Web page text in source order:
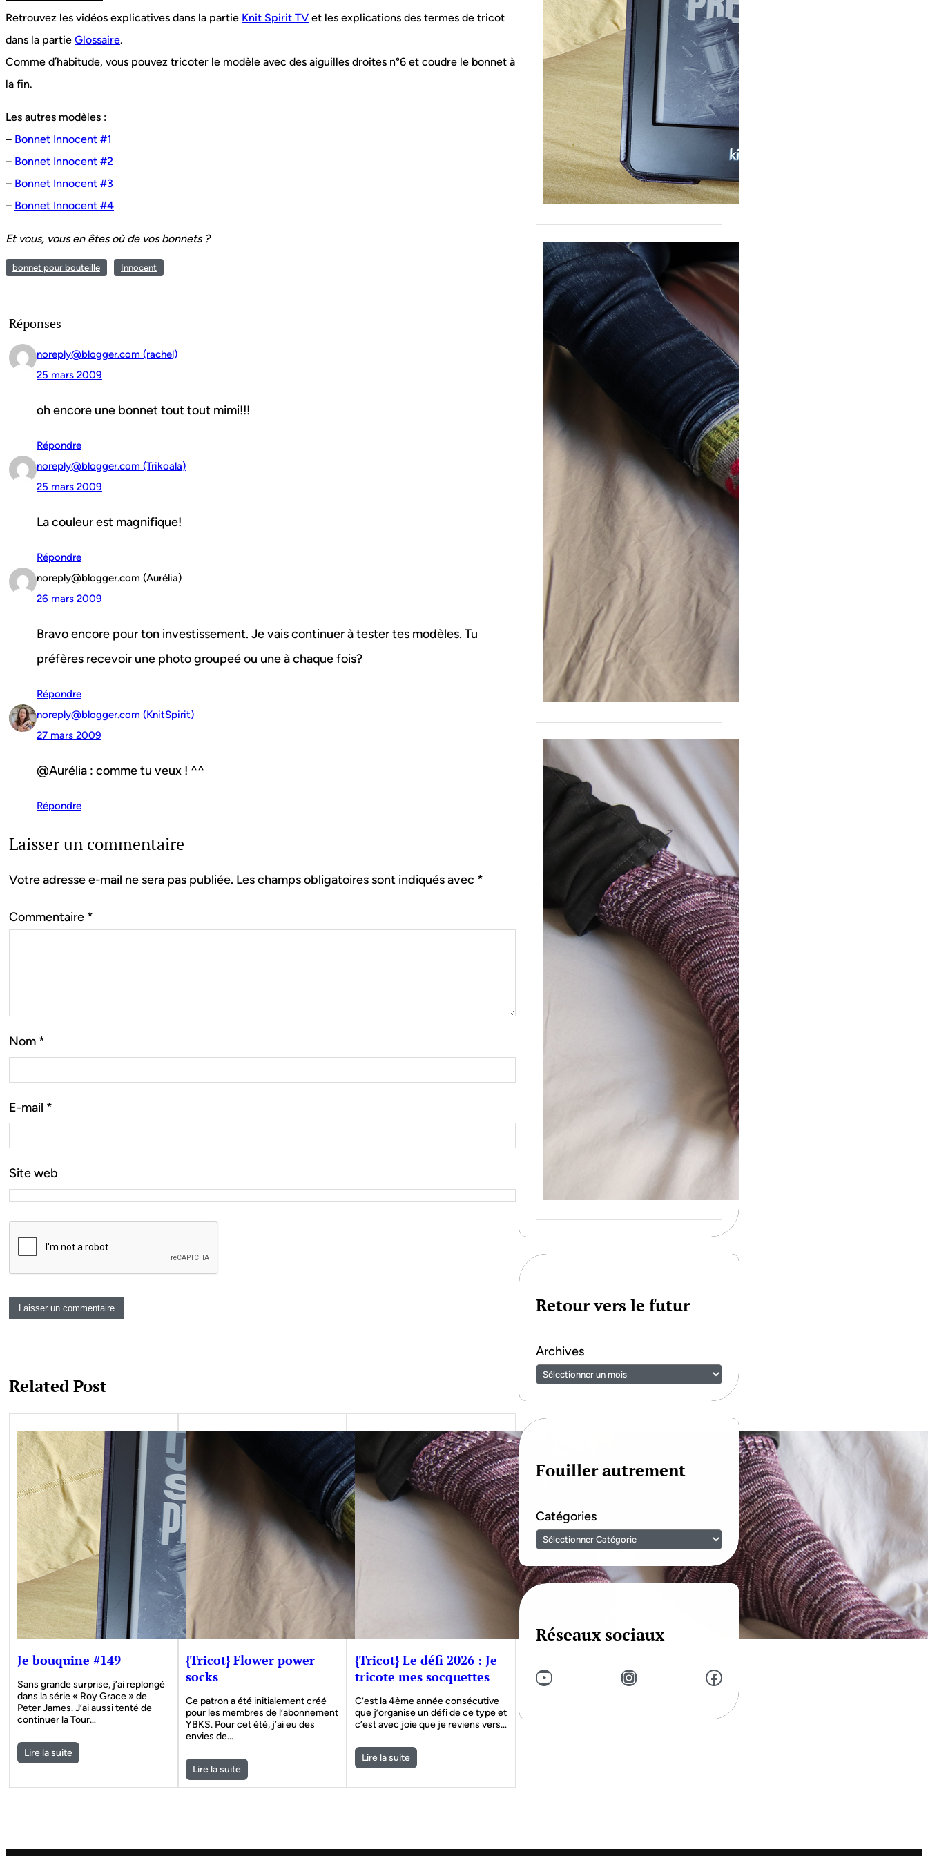
Retrouvez les vidéos explicatives dans la partie Knit Spirit TV et les explications des termes de tricot
dans la partie Glossaire.
Comme d’habitude, vous pouvez tricoter le modèle avec des aiguilles droites n°6 et coudre le bonnet à
la fin.
Les autres modèles :
– Bonnet Innocent #1
– Bonnet Innocent #2
– Bonnet Innocent #3
– Bonnet Innocent #4
Et vous, vous en êtes où de vos bonnets ?
bonnet pour bouteille Innocent
Réponses
noreply@blogger.com (rachel)
25 mars 2009
oh encore une bonnet tout tout mimi!!!
Répondre
noreply@blogger.com (Trikoala)
25 mars 2009
La couleur est magnifique!
Répondre
noreply@blogger.com (Aurélia)
26 mars 2009
Bravo encore pour ton investissement. Je vais continuer à tester tes modèles. Tu
préfères recevoir une photo groupeé ou une à chaque fois?
Répondre
noreply@blogger.com (KnitSpirit)
27 mars 2009
@Aurélia : comme tu veux ! ^^
Répondre
Laisser un commentaire
Votre adresse e-mail ne sera pas publiée. Les champs obligatoires sont indiqués avec *
Commentaire *
Nom *
E-mail *
Site web
Related Post
Je bouquine #149
Sans grande surprise, j’ai replongé
dans la série « Roy Grace » de
Peter James. J’ai aussi tenté de
continuer la Tour…
Lire la suite
{Tricot} Flower power
socks
Ce patron a été initialement créé
pour les membres de l’abonnement
YBKS. Pour cet été, j’ai eu des
envies de…
Lire la suite
{Tricot} Le défi 2026 : Je
tricote mes socquettes
C’est la 4ème année consécutive
que j’organise un défi de ce type et
c’est avec joie que je reviens vers…
Lire la suite
Sans grande surprise, j’ai
replongé dans la série
« Roy Grace »…
{Tricot} Flower
power socks
Ce patron a été
initialement créé pour les
membres de…
{Tricot} Le défi 2026 :
Je tricote mes
socquettes
C’est la 4ème année
consécutive que
j’organise un défi de…
Retour vers le futur
Archives
Fouiller autrement
Catégories
Réseaux sociaux
YouTube Instagram Facebook